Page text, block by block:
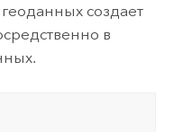
создает
в